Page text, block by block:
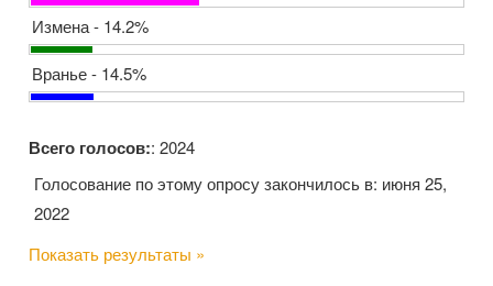
Измена - 14.2%
Вранье - 14.5%
Всего голосов:: 2024
Голосование по этому опросу закончилось в: июня 25,
2022
Показать результаты »